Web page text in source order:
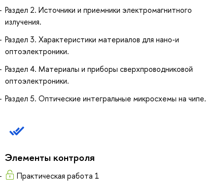
Раздел 2. Источники и приемники электромагнитного
излучения.
Раздел 3. Характеристики материалов для нано-и
оптоэлектроники.
Раздел 4. Материалы и приборы сверхпроводниковой
оптоэлектроники.
Раздел 5. Оптические интегральные микросхемы на чипе.
Элементы контроля
Практическая работа 1